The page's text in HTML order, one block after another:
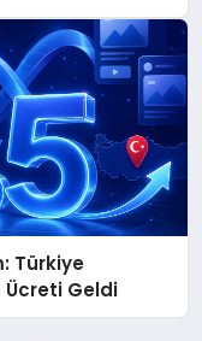
Türkiye
Ücreti Geldi